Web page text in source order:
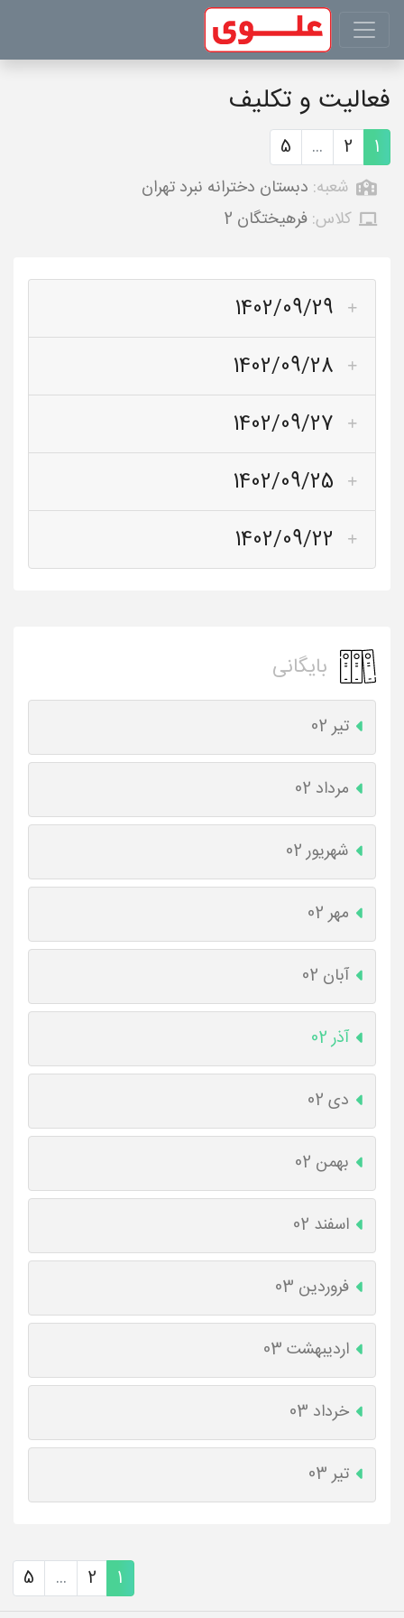
فعالیت و تکلیف
1
2
...
5
شعبه: دبستان دخترانه نبرد تهران
کلاس: فرهیختگان 2
1402/09/29
1402/09/28
1402/09/27
1402/09/25
1402/09/22
بایگانی
تیر 02
مرداد 02
شهریور 02
مهر 02
آبان 02
آذر 02
دی 02
بهمن 02
اسفند 02
فروردین 03
اردیبهشت 03
خرداد 03
تیر 03
1
2
...
5